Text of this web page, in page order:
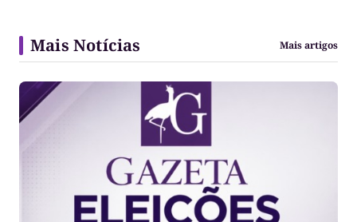
Mais Notícias Mais artigos